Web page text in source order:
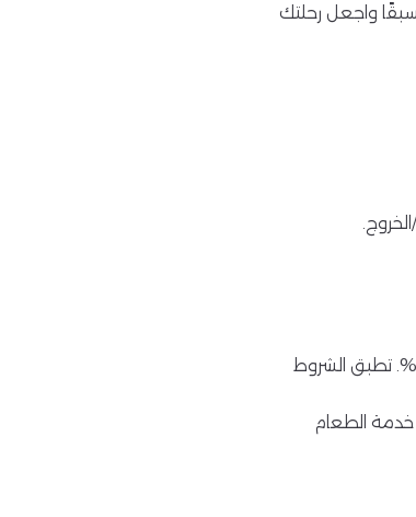
خطط مسبقًا واجعل رحلتك
الحجوزات التي تتم عبر الموقع الإلكتروني لفنادق مكارم مؤهلة للحصول على قيمة استرداد نقدي تصل إلى 15%. تطبق الشروط
خدمة الطعام